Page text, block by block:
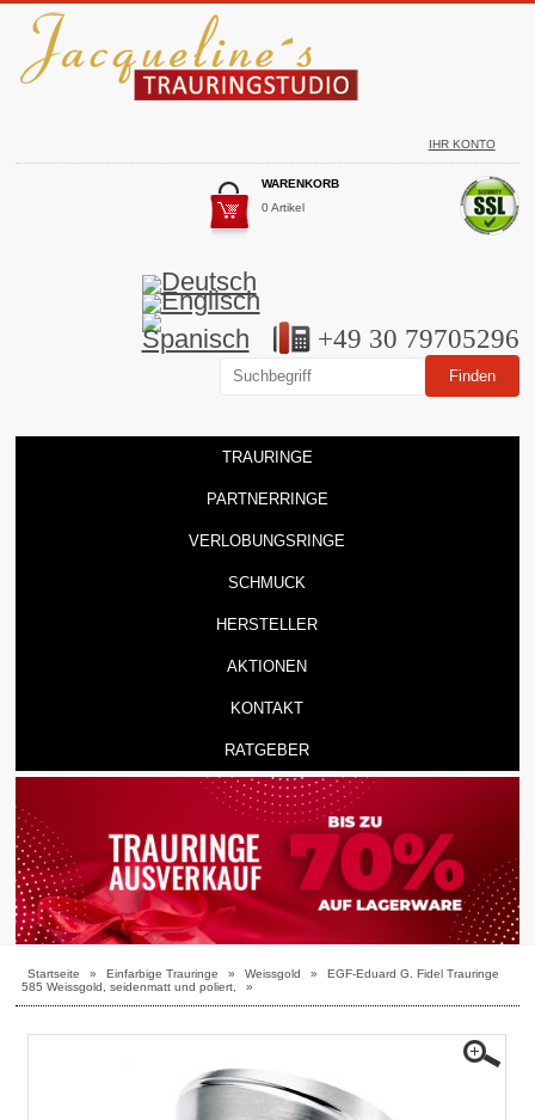
IHR KONTO
WARENKORB
0 Artikel
+49 30 79705296
TRAURINGE
PARTNERRINGE
VERLOBUNGSRINGE
SCHMUCK
HERSTELLER
AKTIONEN
KONTAKT
RATGEBER
Startseite » Einfarbige Trauringe » Weissgold »
EGF-Eduard G. Fidel Trauringe
585 Weissgold, seidenmatt und poliert,
»